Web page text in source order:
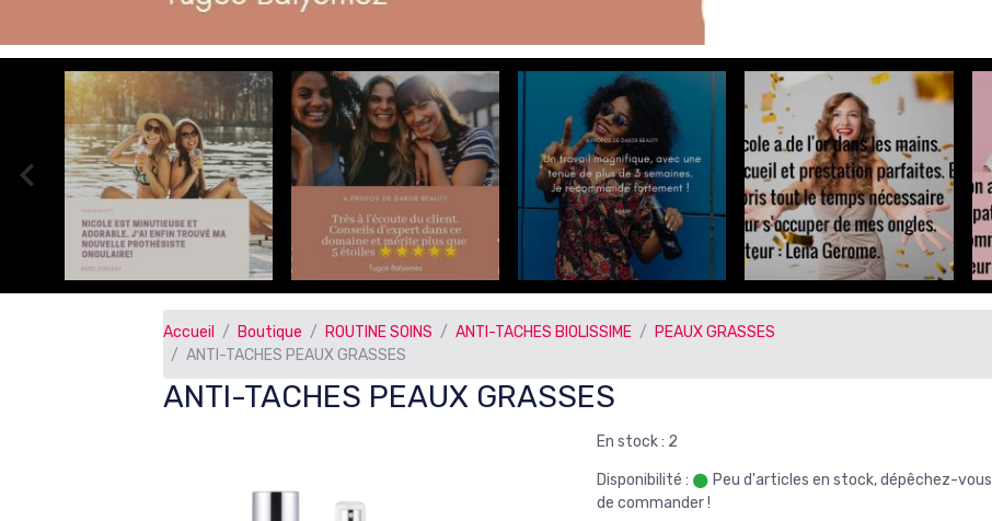
Accueil Boutique ROUTINE SOINS ANTI-TACHES BIOLISSIME
PEAUX GRASSES
ANTI-TACHES PEAUX GRASSES
ANTI-TACHES PEAUX GRASSES
En stock : 2
Disponibilité :
Peu d'articles en stock, dépêchez-vous
de commander !